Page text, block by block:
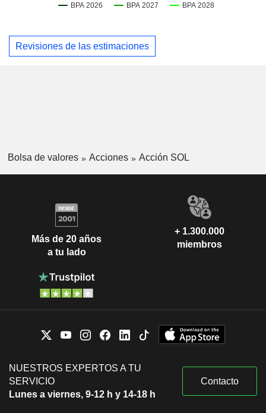
Revisiones de las estimaciones
Bolsa de valores Acciones Acción SOL
Más de 20 años
a tu lado
+ 1.300.000
miembros
NUESTROS EXPERTOS A TU
SERVICIO
Lunes a viernes, 9-12 h y 14-18 h
Contacto